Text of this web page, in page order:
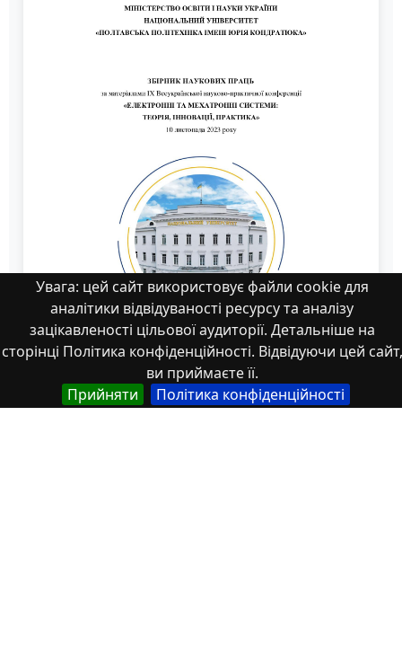
Увага: цей сайт використовує файли cookie для
аналітики відвідуваності ресурсу та аналізу
зацікавленості цільової аудиторії. Детальніше на
сторінці Політика конфіденційності. Відвідуючи цей сайт,
ви приймаєте її.
Прийняти
Політика конфіденційності